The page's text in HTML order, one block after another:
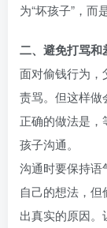
为“坏孩子”，而
二、避免打骂
面对偷钱行为，
责骂。但这样做
正确的做法是
孩子沟通。
沟通时要保持语
自己的想法，
出真实的原因